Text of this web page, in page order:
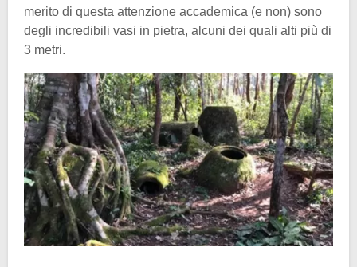
merito di questa attenzione accademica (e non) sono
degli incredibili vasi in pietra, alcuni dei quali alti più di
3 metri.